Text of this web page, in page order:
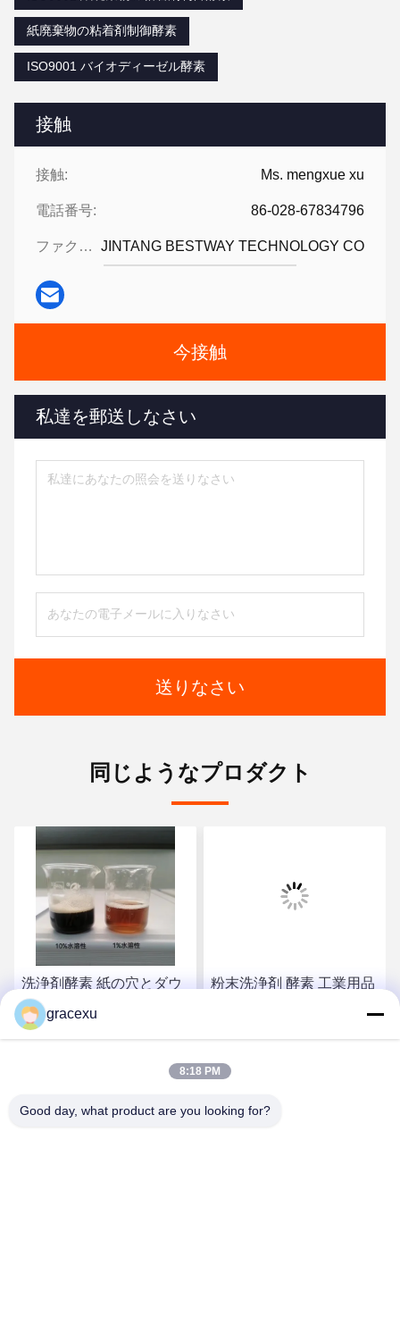
接触
接触: Ms. mengxue xu
電話番号: 86-028-67834796
ファクシミリ: JINTANG BESTWAY TECHNOLOGY CO
今接触
私達を郵送しなさい
送りなさい
紙廃棄物の粘着剤制御酵素
ISO9001 バイオディーゼル酵素
同じようなプロダクト
洗浄剤酵素 紙の穴とダウ
ンタイムを減らす 清掃 45
分以上 作用時間
粉末洗浄剤 酵素 工業用品
gracexu
8:18 PM
Good day, what product are you looking for?